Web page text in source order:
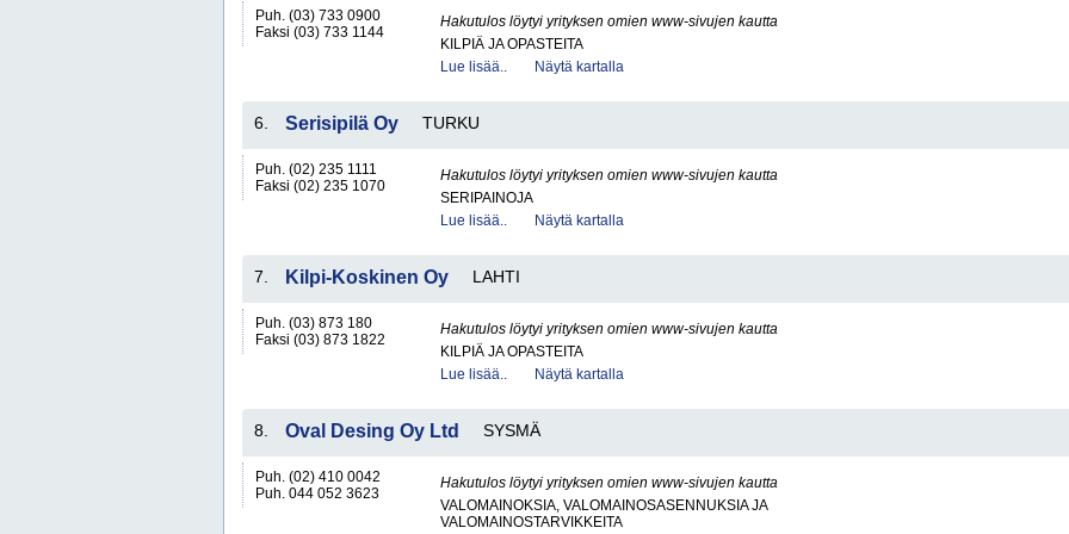
Puh. (03) 733 0900
Faksi (03) 733 1144
Hakutulos löytyi yrityksen omien www-sivujen kautta
KILPIÄ JA OPASTEITA
Lue lisää..
Näytä kartalla
6. Serisipilä Oy TURKU
Puh. (02) 235 1111
Faksi (02) 235 1070
Hakutulos löytyi yrityksen omien www-sivujen kautta
SERIPAINOJA
Lue lisää..
Näytä kartalla
7. Kilpi-Koskinen Oy LAHTI
Puh. (03) 873 180
Faksi (03) 873 1822
Hakutulos löytyi yrityksen omien www-sivujen kautta
KILPIÄ JA OPASTEITA
Lue lisää..
Näytä kartalla
8. Oval Desing Oy Ltd SYSMÄ
Puh. (02) 410 0042
Puh. 044 052 3623
Hakutulos löytyi yrityksen omien www-sivujen kautta
VALOMAINOKSIA, VALOMAINOSASENNUKSIA JA
VALOMAINOSTARVIKKEITA